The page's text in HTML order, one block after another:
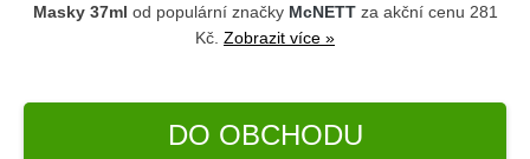
Masky 37ml od populární značky McNETTza akční cenu 281
Kč. Zobrazit více »
DO OBCHODU